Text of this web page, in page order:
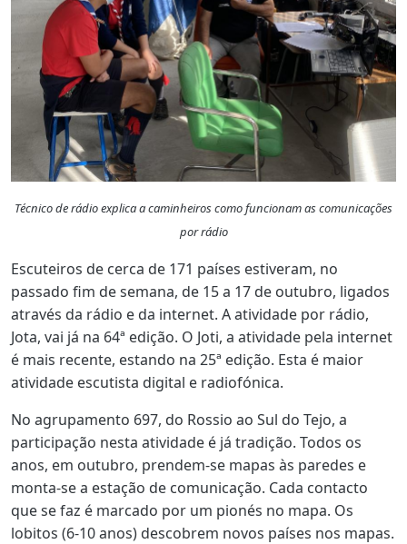
Técnico de rádio explica a caminheiros como funcionam as comunicações
por rádio
Escuteiros de cerca de 171 países estiveram, no
passado fim de semana, de 15 a 17 de outubro, ligados
através da rádio e da internet. A atividade por rádio,
Jota, vai já na 64ª edição. O Joti, a atividade pela internet
é mais recente, estando na 25ª edição. Esta é maior
atividade escutista digital e radiofónica.
No agrupamento 697, do Rossio ao Sul do Tejo, a
participação nesta atividade é já tradição. Todos os
anos, em outubro, prendem-se mapas às paredes e
monta-se a estação de comunicação. Cada contacto
que se faz é marcado por um pionés no mapa. Os
lobitos (6-10 anos) descobrem novos países nos mapas.